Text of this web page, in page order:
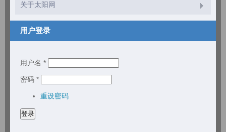
关于太阳网
用户登录
用户名 *
密码 *
重设密码